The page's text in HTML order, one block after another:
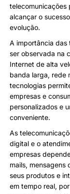
telecomunicações
alcançar o
evolução.
A importância das
ser observada na
Internet de alta
banda larga, rede
tecnologias
empresas e
personalizados e
conveniente.
As
digital e o
empresas
mails, mensagens
seus produtos e
em tempo real,